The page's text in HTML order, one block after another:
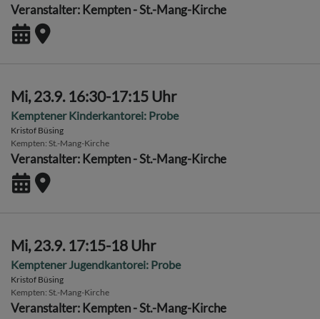
Veranstalter: Kempten - St.-Mang-Kirche
Mi, 23.9. 16:30-17:15 Uhr
Kemptener Kinderkantorei: Probe
Kristof Büsing
Kempten St.-Mang-Kirche
Veranstalter: Kempten - St.-Mang-Kirche
Mi, 23.9. 17:15-18 Uhr
Kemptener Jugendkantorei: Probe
Kristof Büsing
Kempten St.-Mang-Kirche
Veranstalter: Kempten - St.-Mang-Kirche